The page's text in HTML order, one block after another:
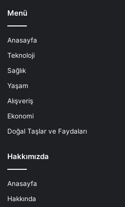
Menü
Anasayfa
Teknoloji
Sağlık
Yaşam
Alışveriş
Ekonomi
Doğal Taşlar ve Faydaları
Hakkımızda
Anasayfa
Hakkında